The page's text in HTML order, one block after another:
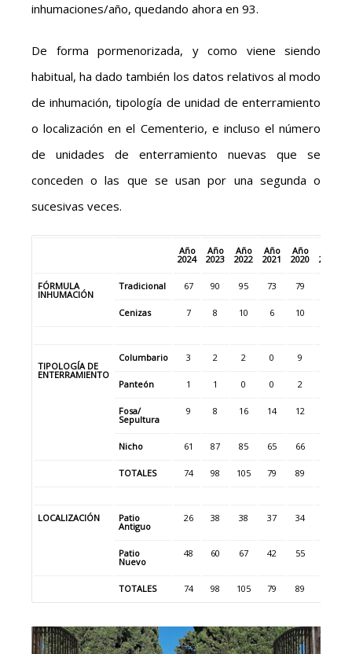
inhumaciones/año, quedando ahora en 93.
De forma pormenorizada, y como viene siendo
habitual, ha dado también los datos relativos al modo
de inhumación, tipología de unidad de enterramiento
o localización en el Cementerio, e incluso el número
de unidades de enterramiento nuevas que se
conceden o las que se usan por una segunda o
sucesivas veces.
Año
2024
Año
2023
Año
2022
Año
2021
Año
2020 2019
FÓRMULA
INHUMACIÓN
Tradicional 67 90 95 73 79
Cenizas 7 8 10 6 10
TIPOLOGÍA DE
ENTERRAMIENTO
Columbario 3 2 2 0 9
Panteón 1 1 0 0 2
Fosa/
Sepultura
9 8 16 14 12
Nicho 61 87 85 65 66
TOTALES 74 98 105 79 89
LOCALIZACIÓN Patio
Antiguo
26 38 38 37 34
Patio
Nuevo
48 60 67 42 55
TOTALES 74 98 105 79 89